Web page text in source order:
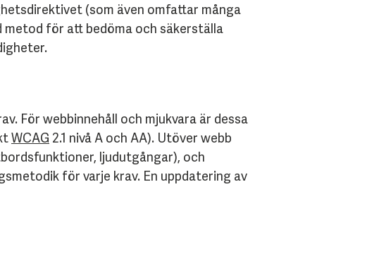
(som även omfattar många
metod för att bedöma och säkerställa
För webbinnehåll och mjukvara är dessa
WCAG 2.1 nivå A och AA). Utöver webb
ljudutgångar), och
för varje krav. En uppdatering av